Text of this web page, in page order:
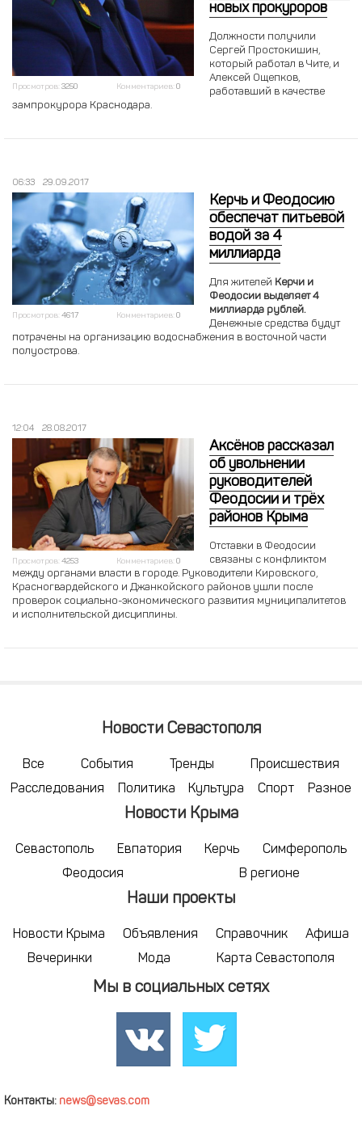
Просмотров: 3250 Комментариев: 0
новых прокуроров
Должности получили
Сергей Простокишин,
который работал в Чите, и
Алексей Ощепков,
работавший в качестве
зампрокурора Краснодара.
06:33 29.09.2017
Просмотров: 4617 Комментариев: 0
Керчь и Феодосию
обеспечат питьевой
водой за 4
миллиарда
Для жителей Керчи и
Феодосии выделяет 4
миллиарда рублей.
Денежные средства будут
потрачены на организацию водоснабжения в восточной части
полуострова.
12:04 28.08.2017
Просмотров: 4253 Комментариев: 0
Аксёнов рассказал
об увольнении
руководителей
Феодосии и трёх
районов Крыма
Отставки в Феодосии
связаны с конфликтом
между органами власти в городе. Руководители Кировского,
Красногвардейского и Джанкойского районов ушли после
проверок социально-экономического развития муниципалитетов
и исполнительской дисциплины.
Новости Севастополя
Все События Тренды
Происшествия
Расследования
Политика Культура Спорт Разное
Новости Крыма
Севастополь Евпатория Керчь
Симферополь
Феодосия
В регионе
Наши проекты
Новости Крыма Объявления Справочник
Афиша
Вечеринки
Мода Карта Севастополя
Мы в социальных сетях
Контакты: news@sevas.com